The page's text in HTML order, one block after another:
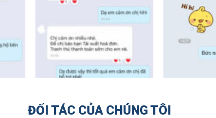
ĐỐI TÁC CỦA CHÚNG TÔI